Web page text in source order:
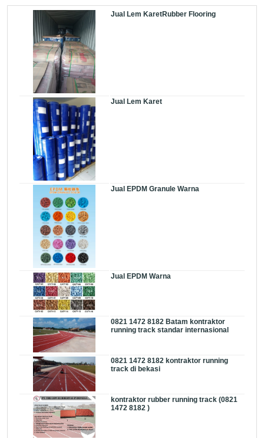
Jual Lem KaretRubber Flooring
Jual Lem Karet
Jual EPDM Granule Warna
Jual EPDM Warna
0821 1472 8182 Batam kontraktor
running track standar internasional
0821 1472 8182 kontraktor running
track di bekasi
kontraktor rubber running track (0821
1472 8182 )